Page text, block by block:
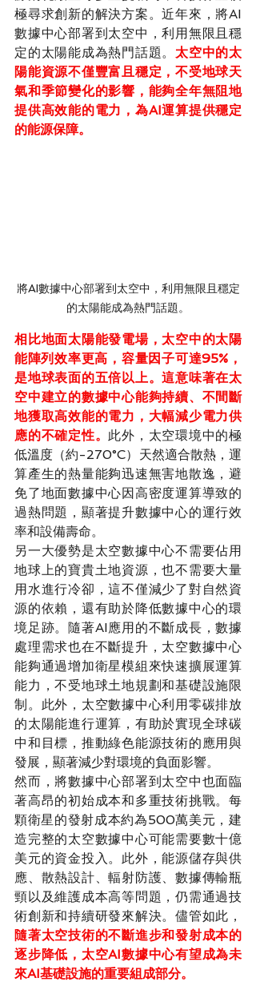
極尋求創新的解決方案。近年來，將AI
數據中心部署到太空中，利用無限且穩
定的太陽能成為熱門話題。 太空中的太
陽能資源不僅豐富且穩定，不受地球天
氣和季節變化的影響，能夠全年無阻地
提供高效能的電力，為AI運算提供穩定
的能源保障。
將AI數據中心部署到太空中，利用無限且穩定
的太陽能成為熱門話題。
相比地面太陽能發電場，太空中的太陽
能陣列效率更高，容量因子可達95%，
是地球表面的五倍以上。這意味著在太
空中建立的數據中心能夠持續、不間斷
地獲取高效能的電力，大幅減少電力供
應的不確定性。 此外，太空環境中的極
低溫度（約-270°C）天然適合散熱，運
算產生的熱量能夠迅速無害地散逸，避
免了地面數據中心因高密度運算導致的
過熱問題，顯著提升數據中心的運行效
率和設備壽命。
另一大優勢是太空數據中心不需要佔用
地球上的寶貴土地資源，也不需要大量
用水進行冷卻，這不僅減少了對自然資
源的依賴，還有助於降低數據中心的環
境足跡。隨著AI應用的不斷成長，數據
處理需求也在不斷提升，太空數據中心
能夠通過增加衛星模組來快速擴展運算
能力，不受地球土地規劃和基礎設施限
制。此外，太空數據中心利用零碳排放
的太陽能進行運算，有助於實現全球碳
中和目標，推動綠色能源技術的應用與
發展，顯著減少對環境的負面影響。
然而，將數據中心部署到太空中也面臨
著高昂的初始成本和多重技術挑戰。每
顆衛星的發射成本約為500萬美元，建
造完整的太空數據中心可能需要數十億
美元的資金投入。此外，能源儲存與供
應、散熱設計、輻射防護、數據傳輸瓶
頸以及維護成本高等問題，仍需通過技
術創新和持續研發來解決。儘管如此，
隨著太空技術的不斷進步和發射成本的
逐步降低，太空AI數據中心有望成為未
來AI基礎設施的重要組成部分。